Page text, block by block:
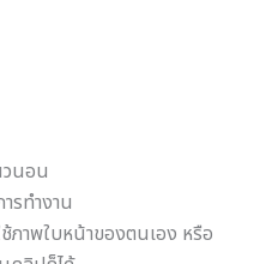
นอน
รทำงาน
ช้ภาพใบหน้าของตนเอง หรือ